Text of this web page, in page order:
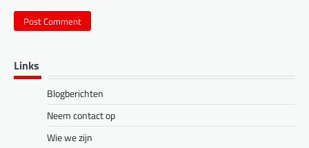
Links
Blogberichten
Neem contact op
Wie we zijn